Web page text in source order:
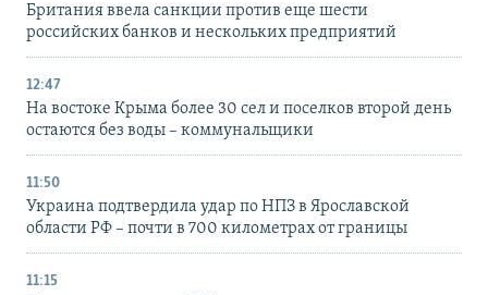
Британия ввела санкции против еще шести
российских банков и нескольких предприятий
12:47
На востоке Крыма более 30 сел и поселков второй день
остаются без воды – коммунальщики
11:50
Украина подтвердила удар по НПЗ в Ярославской
области РФ – почти в 700 километрах от границы
11:15